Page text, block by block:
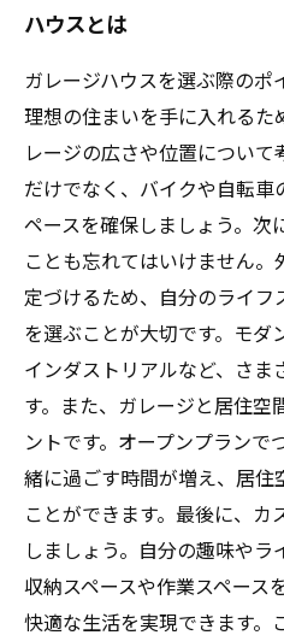
ハウスとは
ガレージハウスを選ぶ際のポ
理想の住まいを手に入れるた
レージの広さや位置につい
だけでなく、バイクや自転
ペースを確保しましょう。次
ことも忘れてはいけません
定づけるため、自分のライ
を選ぶことが大切です。モダ
インダストリアルなど、さま
す。また、ガレージと居住空
ントです。オープンプランで
緒に過ごす時間が増え、居住
ことができます。最後に、
しましょう。自分の趣味やラ
収納スペースや作業スペース
快適な生活を実現できます。